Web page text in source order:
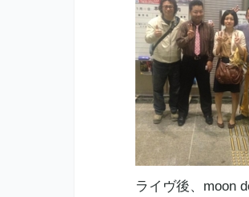
ライヴ後、moon